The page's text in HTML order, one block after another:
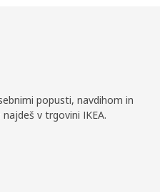
popusti, navdihom in
v trgovini IKEA.